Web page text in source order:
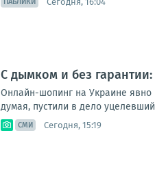
С дымком и без
Онлайн-шопинг на Украине явно
думая, пустили в дело
СМИ Сегодня, 15:19